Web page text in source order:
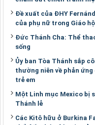
Đề xuất của ĐHY
của phụ nữ trong Giáo
Đức Thánh Cha: Thể
sống
Ủy ban Tòa Thánh sắp
thường niên về phản
trẻ em
Một Linh mục Mexico bị
Thánh lễ
Các Kitô hữu ở Burkina